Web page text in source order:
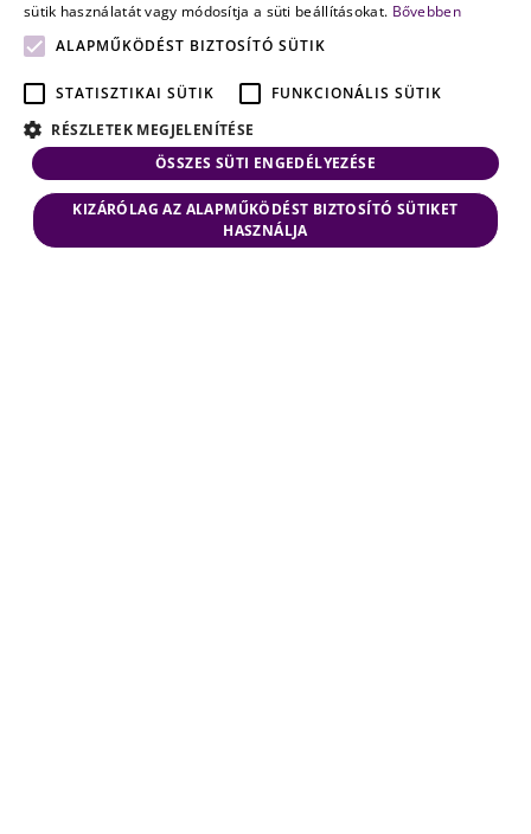
sütik használatát vagy módosítja a süti beállításokat. Bővebben
ALAPMŰKÖDÉST BIZTOSÍTÓ SÜTIK
STATISZTIKAI SÜTIK
FUNKCIONÁLIS SÜTIK
RÉSZLETEK MEGJELENÍTÉSE
ÖSSZES SÜTI ENGEDÉLYEZÉSE
KIZÁRÓLAG AZ ALAPMŰKÖDÉST BIZTOSÍTÓ SÜTIKET
HASZNÁLJA